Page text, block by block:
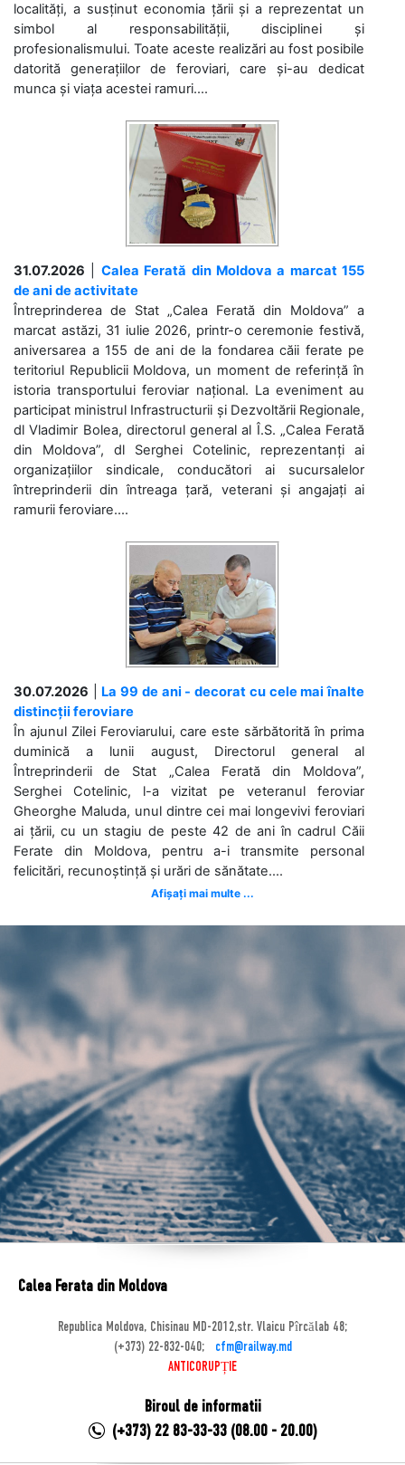
localități, a susținut economia țării și a reprezentat un
simbol al responsabilității, disciplinei și
profesionalismului. Toate aceste realizări au fost posibile
datorită generațiilor de feroviari, care și-au dedicat
munca și viața acestei ramuri....
31.07.2026
Calea Ferată din Moldova a marcat 155
de ani de activitate
Întreprinderea de Stat „Calea Ferată din Moldova” a
marcat astăzi, 31 iulie 2026, printr-o ceremonie festivă,
aniversarea a 155 de ani de la fondarea căii ferate pe
teritoriul Republicii Moldova, un moment de referință în
istoria transportului feroviar național. La eveniment au
participat ministrul Infrastructurii și Dezvoltării Regionale,
dl Vladimir Bolea, directorul general al Î.S. „Calea Ferată
din Moldova”, dl Serghei Cotelinic, reprezentanți ai
organizațiilor sindicale, conducători ai sucursalelor
întreprinderii din întreaga țară, veterani și angajați ai
ramurii feroviare....
30.07.2026
La 99 de ani - decorat cu cele mai înalte
distincții feroviare
În ajunul Zilei Feroviarului, care este sărbătorită în prima
duminică a lunii august, Directorul general al
Întreprinderii de Stat „Calea Ferată din Moldova”,
Serghei Cotelinic, l-a vizitat pe veteranul feroviar
Gheorghe Maluda, unul dintre cei mai longevivi feroviari
ai țării, cu un stagiu de peste 42 de ani în cadrul Căii
Ferate din Moldova, pentru a-i transmite personal
felicitări, recunoștință și urări de sănătate....
Afișați mai multe ...
Calea Ferata din Moldova
Republica Moldova, Chisinau MD-2012,str. Vlaicu Pîrcălab 48;
(+373) 22-832-040;
cfm@railway.md
ANTICORUPȚIE
Biroul de informatii
(+373) 22 83-33-33 (08.00 - 20.00)